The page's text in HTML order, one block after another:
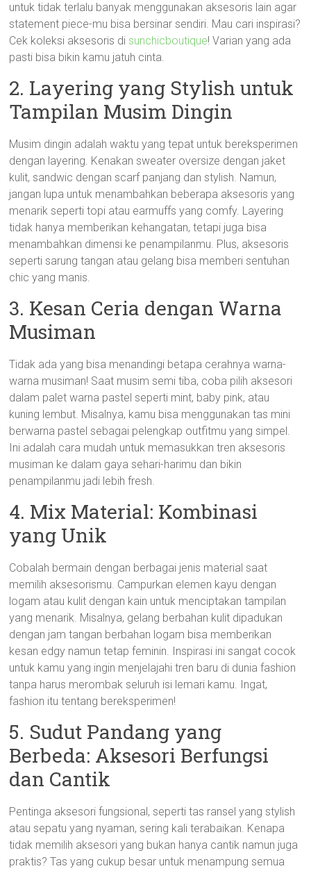
untuk tidak terlalu banyak menggunakan aksesoris lain agar
statement piece-mu bisa bersinar sendiri. Mau cari inspirasi?
Cek koleksi aksesoris di sunchicboutique! Varian yang ada
pasti bisa bikin kamu jatuh cinta.
2. Layering yang Stylish untuk
Tampilan Musim Dingin
Musim dingin adalah waktu yang tepat untuk bereksperimen
dengan layering. Kenakan sweater oversize dengan jaket
kulit, sandwic dengan scarf panjang dan stylish. Namun,
jangan lupa untuk menambahkan beberapa aksesoris yang
menarik seperti topi atau earmuffs yang comfy. Layering
tidak hanya memberikan kehangatan, tetapi juga bisa
menambahkan dimensi ke penampilanmu. Plus, aksesoris
seperti sarung tangan atau gelang bisa memberi sentuhan
chic yang manis.
3. Kesan Ceria dengan Warna
Musiman
Tidak ada yang bisa menandingi betapa cerahnya warna-
warna musiman! Saat musim semi tiba, coba pilih aksesori
dalam palet warna pastel seperti mint, baby pink, atau
kuning lembut. Misalnya, kamu bisa menggunakan tas mini
berwarna pastel sebagai pelengkap outfitmu yang simpel.
Ini adalah cara mudah untuk memasukkan tren aksesoris
musiman ke dalam gaya sehari-harimu dan bikin
penampilanmu jadi lebih fresh.
4. Mix Material: Kombinasi
yang Unik
Cobalah bermain dengan berbagai jenis material saat
memilih aksesorismu. Campurkan elemen kayu dengan
logam atau kulit dengan kain untuk menciptakan tampilan
yang menarik. Misalnya, gelang berbahan kulit dipadukan
dengan jam tangan berbahan logam bisa memberikan
kesan edgy namun tetap feminin. Inspirasi ini sangat cocok
untuk kamu yang ingin menjelajahi tren baru di dunia fashion
tanpa harus merombak seluruh isi lemari kamu. Ingat,
fashion itu tentang bereksperimen!
5. Sudut Pandang yang
Berbeda: Aksesori Berfungsi
dan Cantik
Pentinga aksesori fungsional, seperti tas ransel yang stylish
atau sepatu yang nyaman, sering kali terabaikan. Kenapa
tidak memilih aksesori yang bukan hanya cantik namun juga
praktis? Tas yang cukup besar untuk menampung semua